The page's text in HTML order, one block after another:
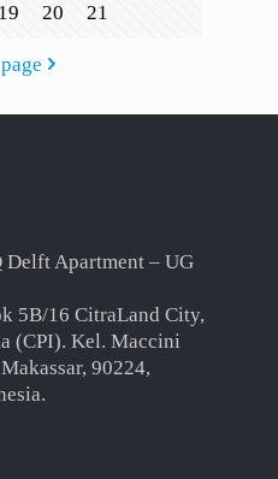
19 20 21
Delft Apartment – UG
5B/16 CitraLand City,
(CPI). Kel. Maccini
90224,